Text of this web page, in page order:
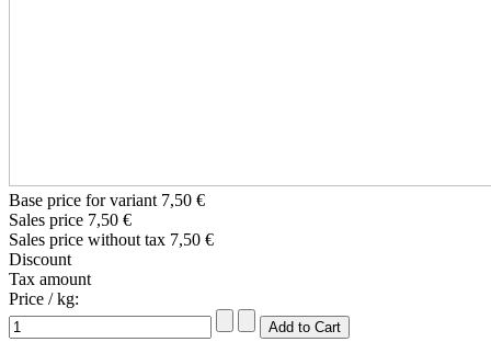
Base price for variant 7,50 €
Sales price 7,50 €
Sales price without tax 7,50 €
Discount
Tax amount
Price / kg: